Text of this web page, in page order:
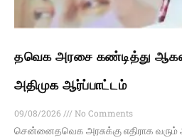
தவெக அரசை கண்டித்து
அதிமுக ஆர்ப்பாட்டம்
09/08/2026
No Comments
சென்னைதவெக அரசுக்கு எதிராக